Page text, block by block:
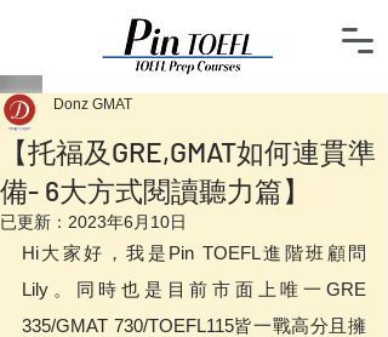
【托福及GRE,GMAT如何連貫準
備- 6大方式閱讀聽力篇】
Donz GMAT
已更新： 2023年6月10日
Hi大家好，我是Pin TOEFL進階班顧問
Lily。同時也是目前市面上唯一GRE
335/GMAT 730/TOEFL115皆一戰高分且擁